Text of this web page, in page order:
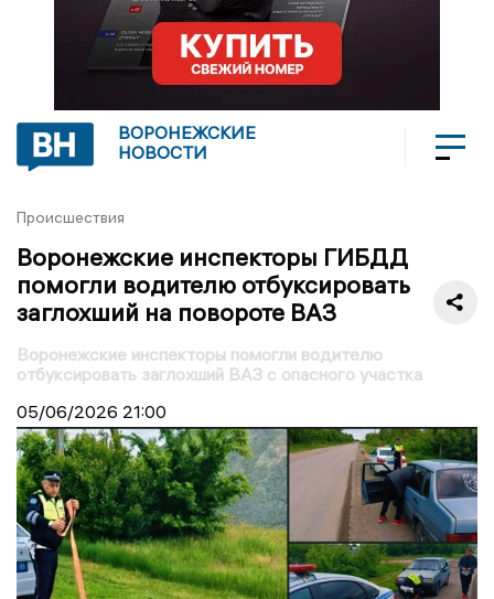
ВОРОНЕЖСКИЕ
НОВОСТИ
Происшествия
Воронежские инспекторы ГИБДД
помогли водителю отбуксировать
заглохший на повороте ВАЗ
Воронежские инспекторы помогли водителю
отбуксировать заглохший ВАЗ с опасного участка
05/06/2026 21:00